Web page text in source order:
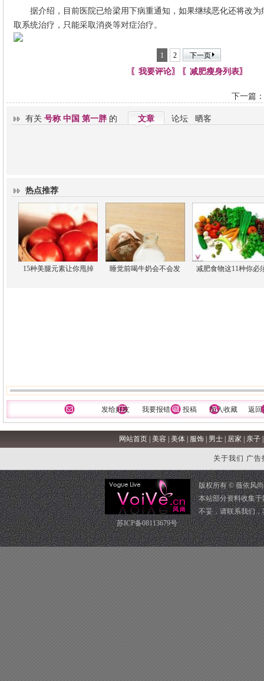
据介绍，目前医院已给梁用下病重通知，如果继续恶化还将改为
取系统治疗，只能采取消炎等对症治疗。
1 2 下一页
〖我要评论〗 〖减肥瘦身列表〗
下一篇：
有关 号称 中国 第一胖 的 文章 论坛 晒客
热点推荐
15种美腿元素让你甩掉 睡觉前喝牛奶会不会发 减肥食物这11种你必
发给好友 我要报错 投稿 加入收藏 返回
网站首页 |美容 |美体 | 服饰 | 男士 | 居家 |亲子
关于我们 广告
苏ICP备08113679号
版权所有 ©薇依风
本站部分资料收集
不妥，请联系我们，